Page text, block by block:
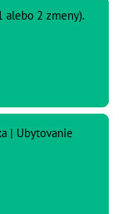
alebo 2 zmeny).
| Ubytovanie